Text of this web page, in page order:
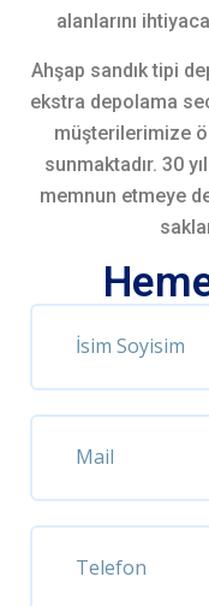
alanlarını
Ahşap sandık tipi
ekstra depolama
müşterilerimize
sunmaktadır. 30
memnun etmeye